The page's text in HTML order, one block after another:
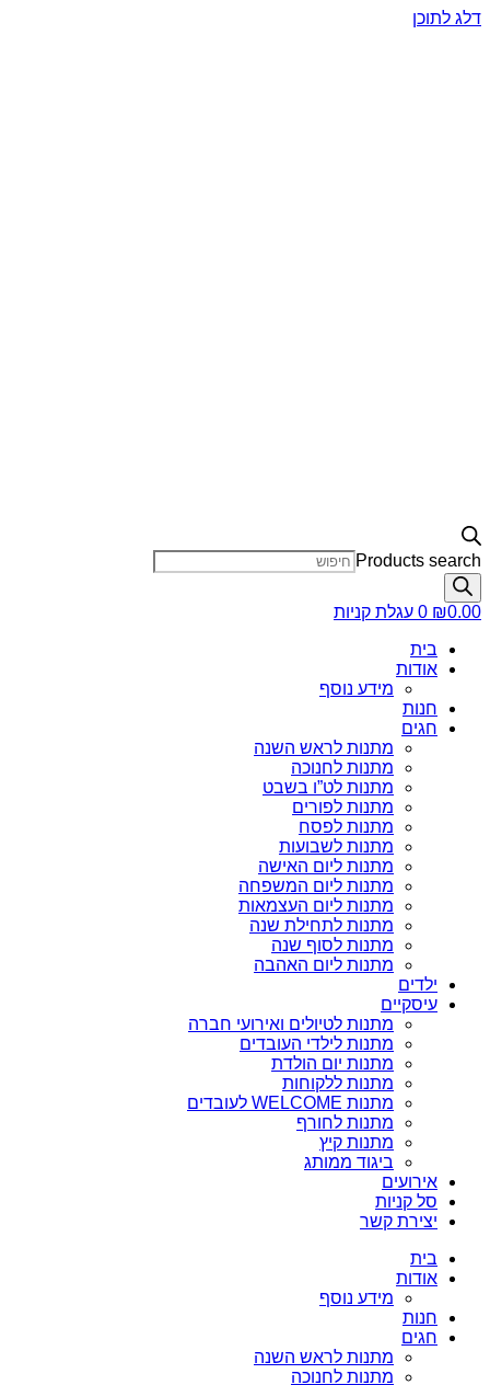
דלג לתוכן
Products search
₪0.00
0 עגלת קניות
בית
אודות
מידע נוסף
חנות
חגים
מתנות לראש השנה
מתנות לחנוכה
מתנות לט”ו בשבט
מתנות לפורים
מתנות לפסח
מתנות לשבועות
מתנות ליום האישה
מתנות ליום המשפחה
מתנות ליום העצמאות
מתנות לתחילת שנה
מתנות לסוף שנה
מתנות ליום האהבה
ילדים
עיסקיים
מתנות לטיולים ואירועי חברה
מתנות לילדי העובדים
מתנות יום הולדת
מתנות ללקוחות
מתנות WELCOME לעובדים
מתנות לחורף
מתנות קיץ
ביגוד ממותג
אירועים
סל קניות
יצירת קשר
בית
אודות
מידע נוסף
חנות
חגים
מתנות לראש השנה
מתנות לחנוכה